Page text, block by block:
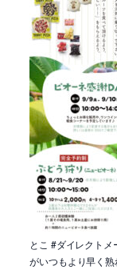
とこ #ダイレクト
がいつもより早く熟